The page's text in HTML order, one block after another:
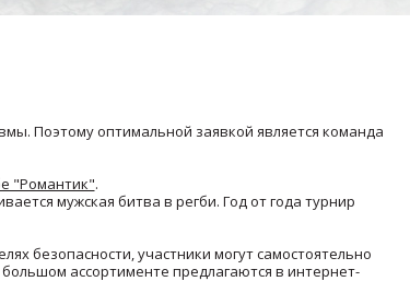
Поэтому оптимальной заявкой является команда
"Романтик".
мужская битва в регби. Год от года турнир
безопасности, участники могут самостоятельно
ассортименте предлагаются в интернет-